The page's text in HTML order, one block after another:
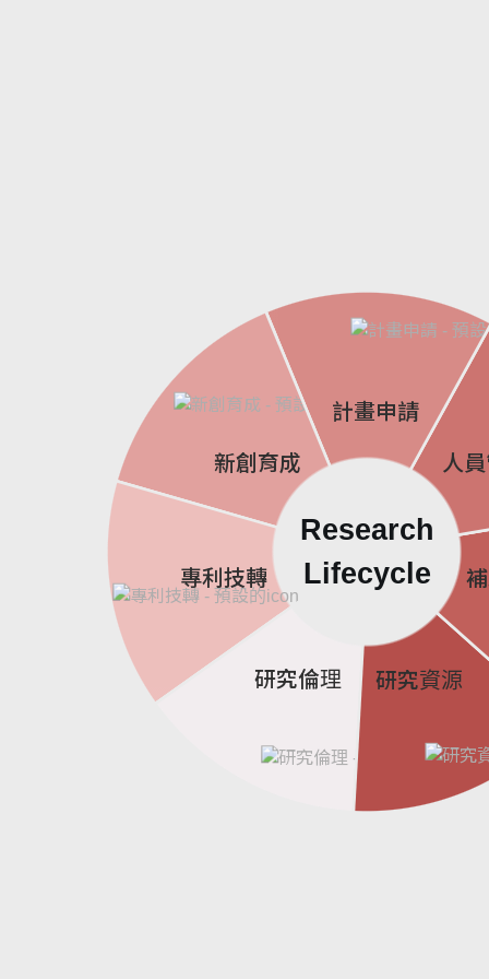
計畫申請
人
研究資源
研究倫理
專利技轉
新創育成
Research
Lifecycle